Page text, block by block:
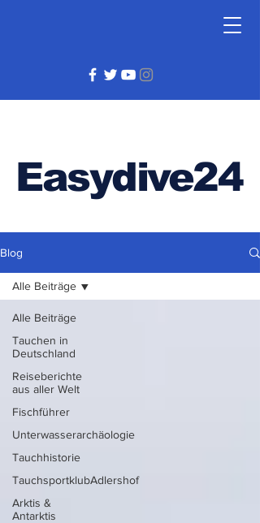
Easydive24
Blog
Alle Beiträge
Tauchen in
Deutschland
Reiseberichte
aus aller Welt
Fischführer
Unterwasserarchäologie
Tauchhistorie
TauchsportklubAdlershof
Arktis &
Antarktis
Alle Beiträge